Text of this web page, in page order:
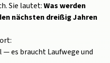
Sie lautet:Was werden
nächsten dreißig Jahren
— es braucht Laufwege und